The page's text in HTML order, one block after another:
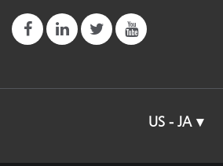
US - JA